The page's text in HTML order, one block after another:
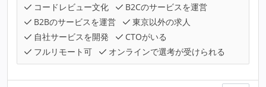
コードレビュー文化
B2Cのサービスを運営
B2Bのサービスを運営
東京以外の求人
自社サービスを開発
CTOがいる
フルリモート可
オンラインで選考が受けられる